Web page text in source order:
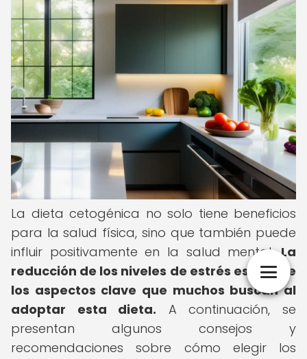
La dieta cetogénica no solo tiene beneficios
para la salud física, sino que también puede
influir positivamente en la salud mental.La
reducción de los niveles de estrés es uno de
los aspectos clave que muchos buscan al
adoptar esta dieta. A continuación, se
presentan algunos consejos y
recomendaciones sobre cómo elegir los